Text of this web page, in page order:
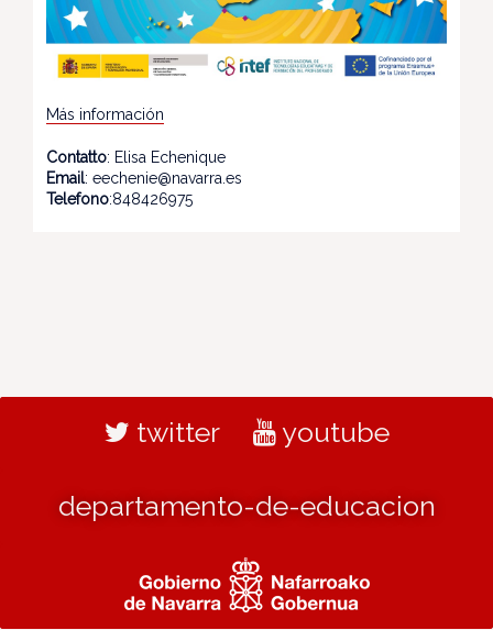
Más información
Contatto: Elisa Echenique
Email: eechenie@navarra.es
Telefono:848426975
twitter youtube
departamento-de-educacion